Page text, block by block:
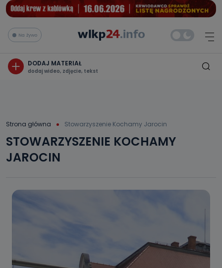
Na żywo
DODAJ MATERIAŁ
dodaj wideo, zdjęcie, tekst
Strona główna Stowarzyszenie Kochamy Jarocin
STOWARZYSZENIE KOCHAMY
JAROCIN